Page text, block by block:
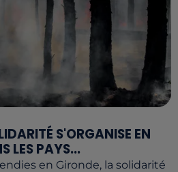
S'ORGANISE EN
LES PAYS...
en Gironde, la solidarité